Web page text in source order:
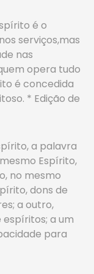
é o
serviços,mas
nas
opera tudo
é concedida
* Edição de
a palavra
Espírito,
no mesmo
dons de
a outro,
a um
para